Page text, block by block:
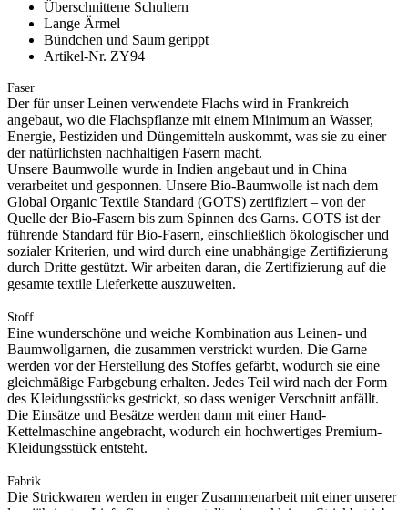
Überschnittene Schultern
Lange Ärmel
Bündchen und Saum gerippt
Artikel-Nr. ZY94
Faser
Der für unser Leinen verwendete Flachs wird in Frankreich
angebaut, wo die Flachspflanze mit einem Minimum an Wasser,
Energie, Pestiziden und Düngemitteln auskommt, was sie zu einer
der natürlichsten nachhaltigen Fasern macht.
Unsere Baumwolle wurde in Indien angebaut und in China
verarbeitet und gesponnen. Unsere Bio-Baumwolle ist nach dem
Global Organic Textile Standard (GOTS) zertifiziert – von der
Quelle der Bio-Fasern bis zum Spinnen des Garns. GOTS ist der
führende Standard für Bio-Fasern, einschließlich ökologischer und
sozialer Kriterien, und wird durch eine unabhängige Zertifizierung
durch Dritte gestützt. Wir arbeiten daran, die Zertifizierung auf die
gesamte textile Lieferkette auszuweiten.
Stoff
Eine wunderschöne und weiche Kombination aus Leinen- und
Baumwollgarnen, die zusammen verstrickt wurden. Die Garne
werden vor der Herstellung des Stoffes gefärbt, wodurch sie eine
gleichmäßige Farbgebung erhalten. Jedes Teil wird nach der Form
des Kleidungsstücks gestrickt, so dass weniger Verschnitt anfällt.
Die Einsätze und Besätze werden dann mit einer Hand-
Kettelmaschine angebracht, wodurch ein hochwertiges Premium-
Kleidungsstück entsteht.
Fabrik
Die Strickwaren werden in enger Zusammenarbeit mit einer unserer